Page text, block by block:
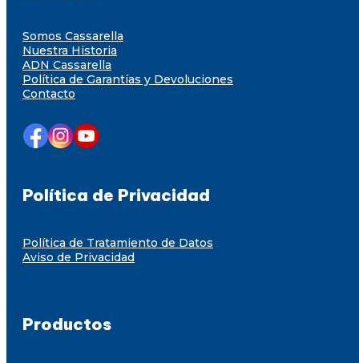
Somos Cassarella
Nuestra Historia
ADN Cassarella
Política de Garantías y Devoluciones
Contacto
Política de Privacidad
Política de Tratamiento de Datos
Aviso de Privacidad
Productos